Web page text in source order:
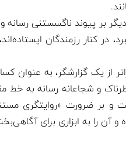
بر پیوند ناگسستنی
در کنار رزمندگان
از یک گزارشگر، به عنوان
و شجاعانه رسانه به خط
بر ضرورت «روایتگری
را به ابزاری برای